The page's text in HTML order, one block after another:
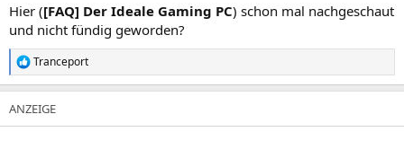
:
Hier ([FAQ] Der Ideale Gaming PC) schon mal nachgeschaut
und nicht fündig geworden?
R
e
a
k
t
Tranceport